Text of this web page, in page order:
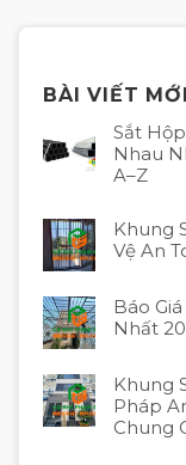
BÀI VIẾT MỚI
Sắt
Nhau
A–Z
Khung
Vệ An
Báo
Nhất
Khung
Pháp
Chung